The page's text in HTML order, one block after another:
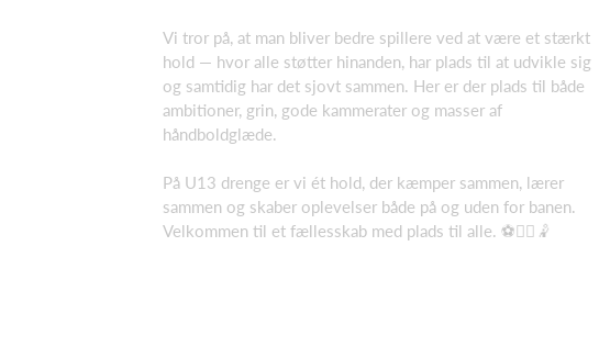
Vi tror på, at man bliver bedre spillere ved at være et stærkt
hold — hvor alle støtter hinanden, har plads til at udvikle sig
og samtidig har det sjovt sammen. Her er der plads til både
ambitioner, grin, gode kammerater og masser af
håndboldglæde.
På U13 drenge er vi ét hold, der kæmper sammen, lærer
sammen og skaber oplevelser både på og uden for banen.
Velkommen til et fællesskab med plads til alle. ⚽🤾‍♂️🤾